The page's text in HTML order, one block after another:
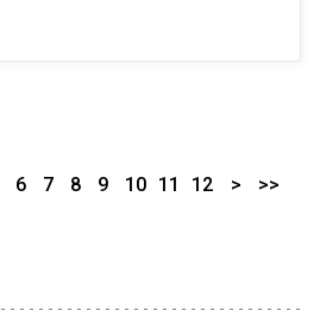
6 7 8 9 10 11 12 > >>